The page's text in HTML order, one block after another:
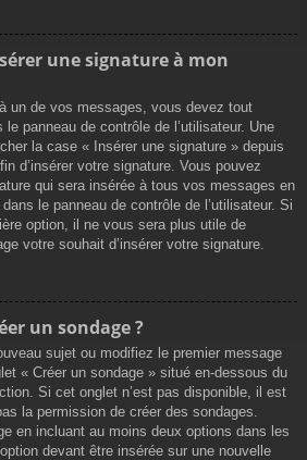
une signature à mon
un de vos messages, vous devez tout
le panneau de contrôle de l’utilisateur. Une
la case « Insérer une signature » depuis
d’insérer votre signature. Vous pouvez
qui sera insérée à tous vos messages en
le panneau de contrôle de l’utilisateur. Si
option, il ne vous sera plus utile de
votre souhait d’insérer votre signature.
un sondage ?
sujet ou modifiez le premier message
« Créer un sondage » situé en-dessous du
Si cet onglet n’est pas disponible, il est
la permission de créer des sondages.
en incluant au moins deux options dans les
devant être insérée sur une nouvelle